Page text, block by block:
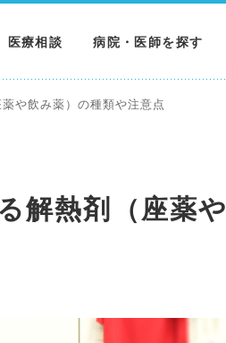
医療相談 病院・医師を探す
や飲み薬）の種類や注意点
解熱剤（座薬や